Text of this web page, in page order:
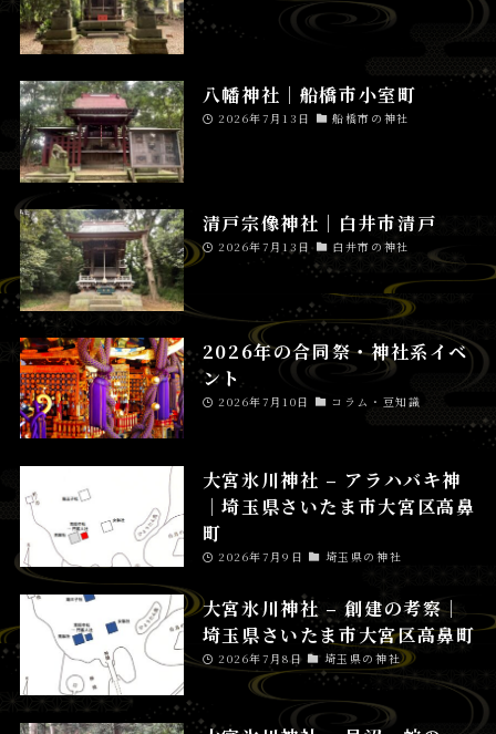
八幡神社│船橋市小室町
2026年7月13日 船橋市の神社
清戸宗像神社│白井市清戸
2026年7月13日 白井市の神社
2026年の合同祭・神社系イベ
ント
2026年7月10日 コラム・豆知識
大宮氷川神社 – アラハバキ神
│埼玉県さいたま市大宮区高鼻
町
2026年7月9日 埼玉県の神社
大宮氷川神社 – 創建の考察│
埼玉県さいたま市大宮区高鼻町
2026年7月8日 埼玉県の神社